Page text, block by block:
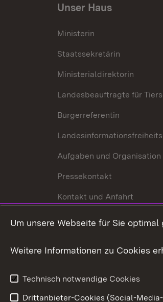
Unser Haus
Ministerin
Staatssekretärin
Ministerialdirektorin
Landesbeauftragte für
Bürgerreferentin
Aufgaben und Organisation
Pressekontakt
Kontakt und Anfahrt
Um unsere Webseite für Sie
Weitere Informationen zu Cookies
Technisch notwendige Cookies
Drittanbieter-Cookies (Social-